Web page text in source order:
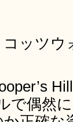
ッツ
で偶然